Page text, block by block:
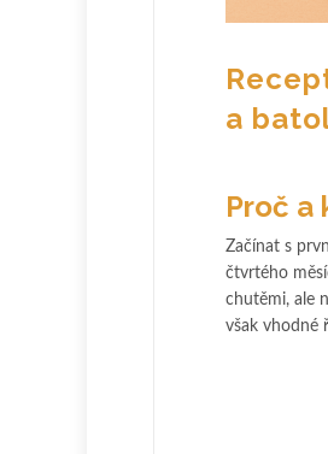
a
Proč a
Začínat s
čtvrtého
chutěmi, ale
však vhodné